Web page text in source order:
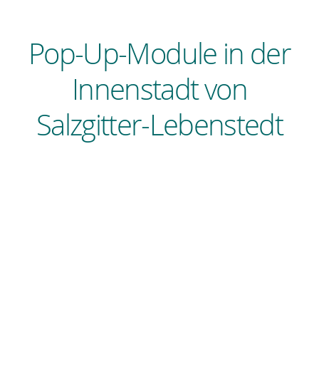
Pop-Up-Module in der
Innenstadt von
Salzgitter-Lebenstedt